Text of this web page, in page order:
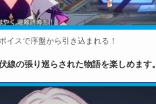
イスで序盤から引き込まれる！
の張り巡らされた物語を楽しめます。